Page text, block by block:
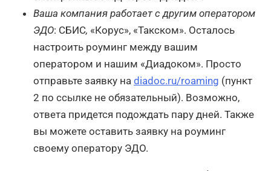
Ваша компания работает с другим оператором
ЭДО: СБИС, «Корус», «Такском». Осталось
настроить роуминг между вашим
оператором и нашим «Диадоком». Просто
отправьте заявку на diadoc.ru/roaming (пункт
2 по ссылке не обязательный). Возможно,
ответа придется подождать пару дней. Также
вы можете оставить заявку на роуминг
своему оператору ЭДО.